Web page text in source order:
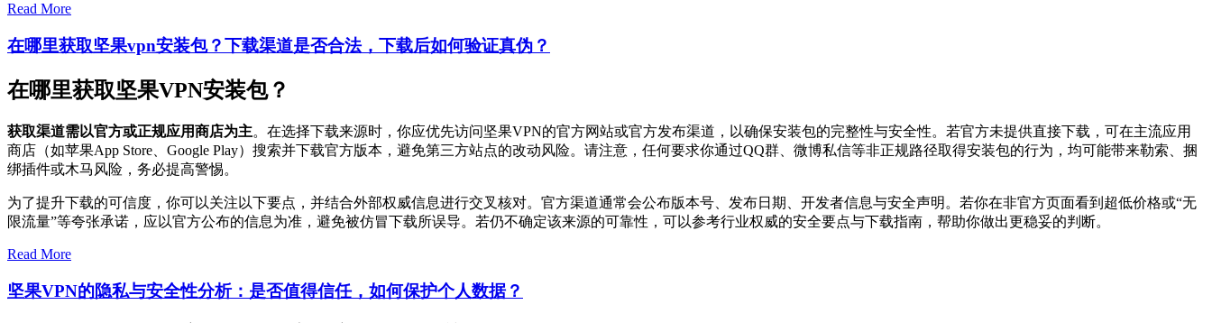
Read More
在哪里获取坚果vpn安装包？下载渠道是否合法，下载后如何验证真伪？
在哪里获取坚果VPN安装包？
获取渠道需以官方或正规应用商店为主。在选择下载来源时，你应优先访问坚果VPN的官方网站或官方发布渠道，以确保安装包的完整性与安全性。若官方未提供直接下载，可在主流应用
商店（如苹果App Store、Google Play）搜索并下载官方版本，避免第三方站点的改动风险。请注意，任何要求你通过QQ群、微博私信等非正规路径取得安装包的行为，均可能带来勒索、捆
绑插件或木马风险，务必提高警惕。
为了提升下载的可信度，你可以关注以下要点，并结合外部权威信息进行交叉核对。官方渠道通常会公布版本号、发布日期、开发者信息与安全声明。若你在非官方页面看到超低价格或“无
限流量”等夸张承诺，应以官方公布的信息为准，避免被仿冒下载所误导。若仍不确定该来源的可靠性，可以参考行业权威的安全要点与下载指南，帮助你做出更稳妥的判断。
Read More
坚果VPN的隐私与安全性分析：是否值得信任，如何保护个人数据？